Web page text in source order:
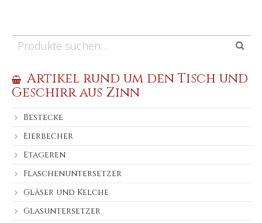
Artikel rund um den Tisch und
Geschirr aus Zinn
Bestecke
Eierbecher
Etageren
Flaschenuntersetzer
Gläser und Kelche
Glasuntersetzer